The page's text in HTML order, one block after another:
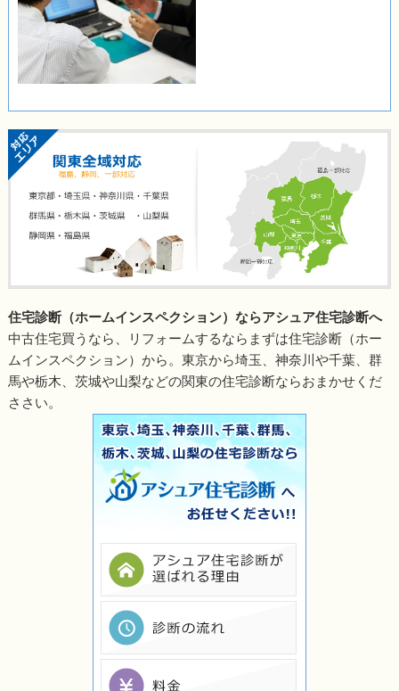
住宅診断（ホームインスペクション）ならアシュア住宅診断へ
中古住宅買うなら、リフォームするならまずは住宅診断（ホー
ムインスペクション）から。東京から埼玉、神奈川や千葉、群
馬や栃木、茨城や山梨などの関東の住宅診断ならおまかせくだ
ささい。